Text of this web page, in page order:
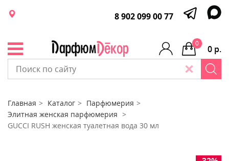
8 902 099 00 77
0 р.
0
Главная Каталог
Парфюмерия
Элитная женская парфюмерия
GUCCI RUSH женская туалетная вода 30 мл